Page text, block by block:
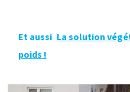
Et aussi La solution
poids !